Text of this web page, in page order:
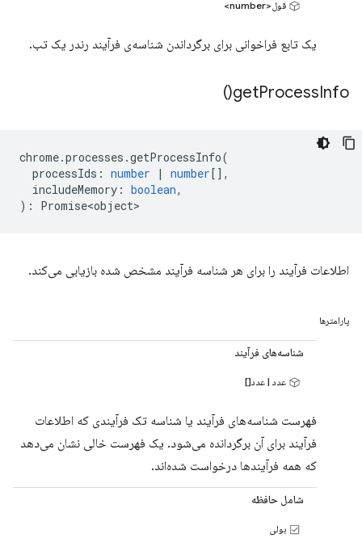
قول<number>
یک تابع فراخوانی برای برگرداندن شناسه‌ی فرآیند رندر یک تب.
getProcessInfo(
)
chrome.processes .getProcessInfo(
processIds : number | number[],
includeMemory : boolean,
) : Promise<object>
اطلاعات فرآیند را برای هر شناسه فرآیند مشخص شده بازیابی می‌کند.
پارامترها
شناسه‌های فرآیند
عدد | عدد[]
فهرست شناسه‌های فرآیند یا شناسه تک فرآیندی که اطلاعات
فرآیند برای آن برگردانده می‌شود. یک فهرست خالی نشان می‌دهد
که همه فرآیندها درخواست شده‌اند.
شامل حافظه
بولی